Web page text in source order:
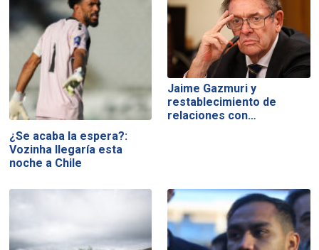
¿Se acaba la espera?:
Vozinha llegaría esta
noche a Chile
Jaime Gazmuri y
restablecimiento de
relaciones con…